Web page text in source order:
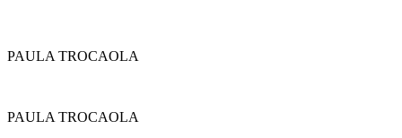
PAULA TROCAOLA
PAULA TROCAOLA